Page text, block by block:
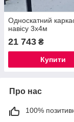
Односкатний
навісу 3х4м
21 743 ₴
Купити
Про нас
100%